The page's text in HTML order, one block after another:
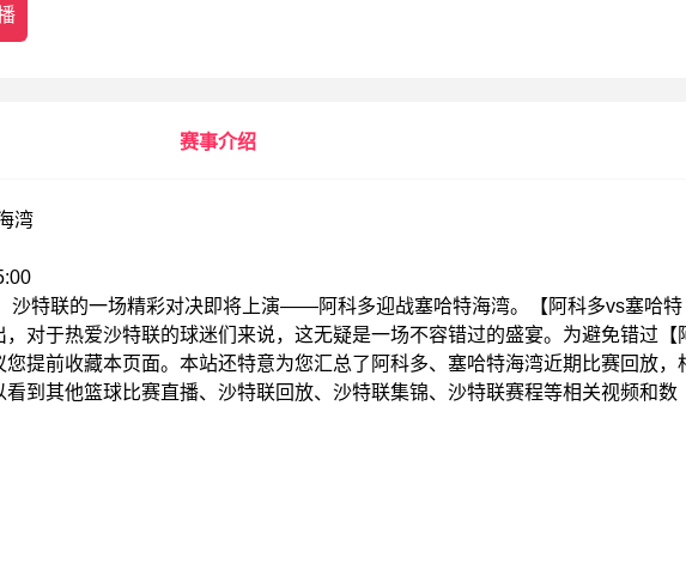
赛事介绍
湾
沙特联的一场精彩对决即将上演——阿科多迎战塞哈特海湾。【阿科多vs塞哈特
对于热爱沙特联的球迷们来说，这无疑是一场不容错过的盛宴。为避免错过【
提前收藏本页面。本站还特意为您汇总了阿科多、塞哈特海湾近期比赛回放，
到其他篮球比赛直播、沙特联回放、沙特联集锦、沙特联赛程等相关视频和数